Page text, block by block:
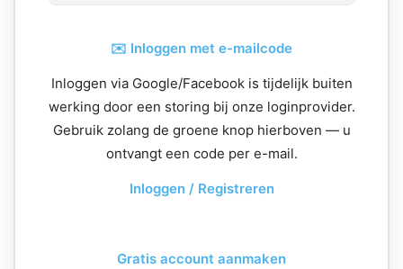
✉️ Inloggen met e-mailcode
Inloggen via Google/Facebook is tijdelijk buiten
werking door een storing bij onze loginprovider.
Gebruik zolang de groene knop hierboven — u
ontvangt een code per e-mail.
Inloggen / Registreren
Gratis account aanmaken